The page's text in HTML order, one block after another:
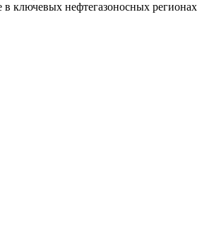
ключевых нефтегазоносных регионах